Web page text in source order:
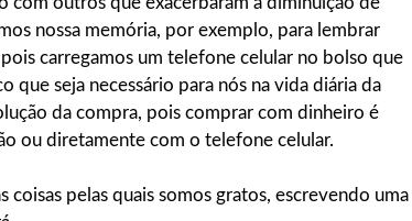
nossa memória, por exemplo, para lembrar
carregamos um telefone celular no bolso que
seja necessário para nós na vida diária da
da compra, pois comprar com dinheiro é
ou diretamente com o telefone celular.
pelas quais somos gratos, escrevendo uma